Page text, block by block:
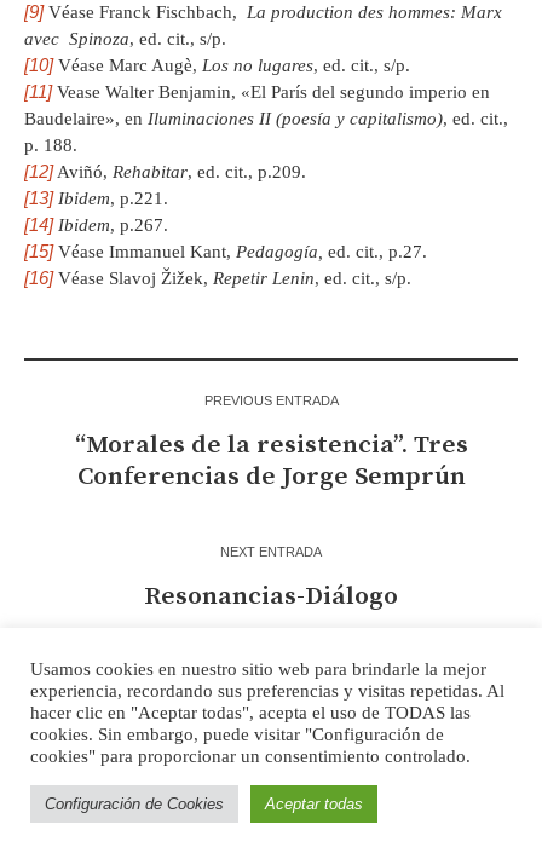
[9]Véase Franck Fischbach, La production des hommes: Marx
avec Spinoza, ed. cit., s/p.
[10]Véase Marc Augè, Los no lugares, ed. cit., s/p.
[11]Vease Walter Benjamin, «El París del segundo imperio en
Baudelaire», en Iluminaciones II (poesía y capitalismo), ed. cit.,
p. 188.
[12]Aviñó, Rehabitar, ed. cit., p.209.
[13] Ibidem, p.221.
[14] Ibidem, p.267.
[15]Véase Immanuel Kant, Pedagogía, ed. cit., p.27.
[16]Véase Slavoj Žižek, Repetir Lenin, ed. cit., s/p.
PREVIOUS ENTRADA
“Morales de la resistencia”. Tres
Conferencias de Jorge Semprún
NEXT ENTRADA
Resonancias-Diálogo
More posts
El naufragio entre Descartes y
Usamos cookies en nuestro sitio web para brindarle la mejor
experiencia, recordando sus preferencias y visitas repetidas. Al
hacer clic en "Aceptar todas", acepta el uso de TODAS las
cookies. Sin embargo, puede visitar "Configuración de
cookies" para proporcionar un consentimiento controlado.
Configuración de Cookies Aceptar todas